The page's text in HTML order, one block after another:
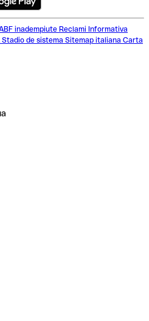
inadempiute Reclami Informativa
Stadio de sistema Sitemap italiana Carta